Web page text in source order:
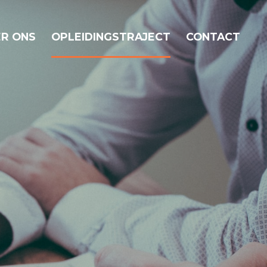
ONS OPLEIDINGSTRAJECT CONTACT